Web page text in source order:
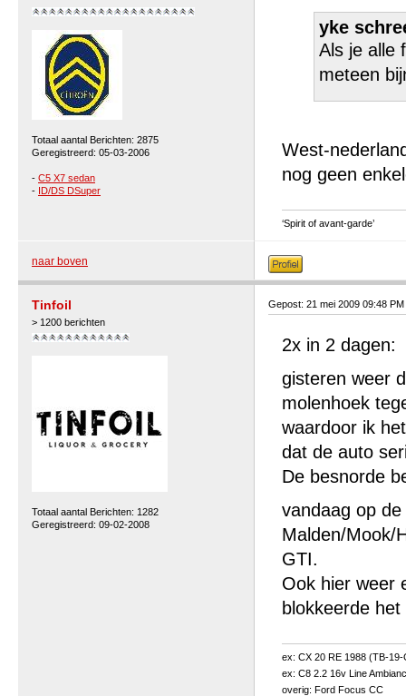
Totaal aantal Berichten: 2875
Geregistreerd: 05-03-2006
- C5 X7 sedan
- ID/DS DSuper
yke
Als je alle
meteen
West-
nog geen
‘Spirit of avant-garde’
naar boven
Tinfoil
> 1200 berichten
Totaal aantal Berichten: 1282
Geregistreerd: 09-02-2008
Gepost: 21 mei 2009 09:48 PM
2x in 2 dagen:
gisteren weer
molenhoek
waardoor ik
dat de auto
De besnorde
vandaag op
Malden/Mook/
GTI.
Ook hier weer
blokkeerde
ex: CX 20 RE 1988 (TB-19-
ex: C8 2.2 16v Line
overig: Ford Focus CC